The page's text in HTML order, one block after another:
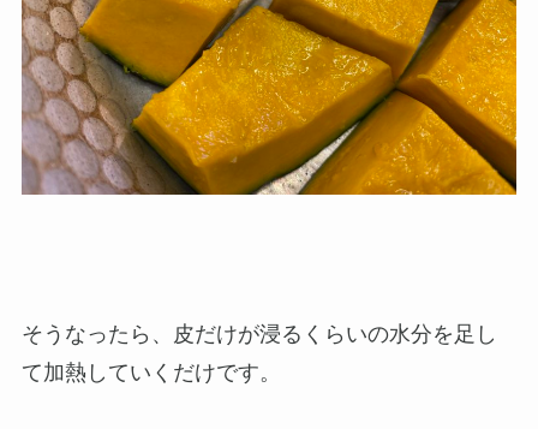
そうなったら、皮だけが浸るくらいの水分を足し
て加熱していくだけです。